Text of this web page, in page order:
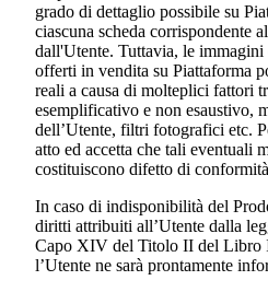
grado di dettaglio possibile su
ciascuna scheda corrispondente
dall'Utente. Tuttavia, le
offerti in vendita su Piattaforma
reali a causa di molteplici fattori
esemplificativo e non esaustivo,
dell’Utente, filtri fotografici etc.
atto ed accetta che tali eventuali
costituiscono difetto di
In caso di indisponibilità del
diritti attribuiti all’Utente dalla
Capo XIV del Titolo II del Libro
l’Utente ne sarà prontamente